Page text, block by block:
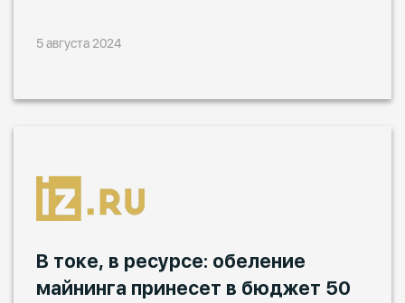
5 августа 2024
В токе, в ресурсе: обеление
майнинга принесет в бюджет 50